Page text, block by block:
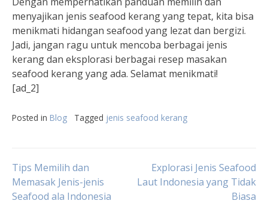
menyajikan jenis seafood kerang yang tepat, kita bisa
menikmati hidangan seafood yang lezat dan bergizi.
Jadi, jangan ragu untuk mencoba berbagai jenis
kerang dan eksplorasi berbagai resep masakan
seafood kerang yang ada. Selamat menikmati!
[ad_2]
Posted in Blog Tagged jenis seafood kerang
Post
navigation
Tips Memilih dan
Memasak Jenis-jenis
Seafood ala Indonesia
Explorasi Jenis Seafood
Laut Indonesia yang Tidak
Biasa